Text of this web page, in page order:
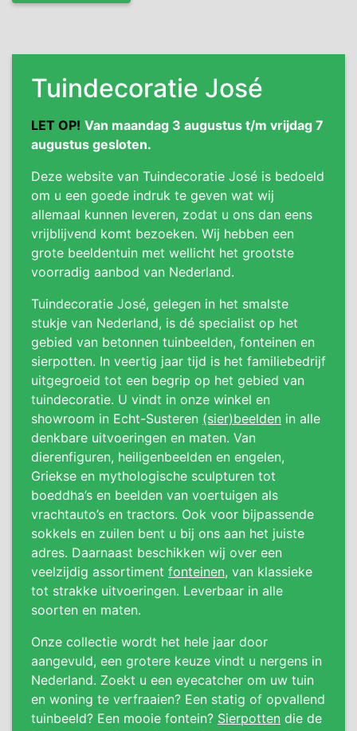
Tuindecoratie José
LET OP! Van maandag 3 augustus t/m vrijdag 7
augustus gesloten.
Deze website van Tuindecoratie José is bedoeld
om u een goede indruk te geven wat wij
allemaal kunnen leveren, zodat u ons dan eens
vrijblijvend komt bezoeken. Wij hebben een
grote beeldentuin met wellicht het grootste
voorradig aanbod van Nederland.
Tuindecoratie José, gelegen in het smalste
stukje van Nederland, is dé specialist op het
gebied van betonnen tuinbeelden, fonteinen en
sierpotten. In veertig jaar tijd is het familiebedrijf
uitgegroeid tot een begrip op het gebied van
tuindecoratie. U vindt in onze winkel en
showroom in Echt-Susteren (sier)beelden in alle
denkbare uitvoeringen en maten. Van
dierenfiguren, heiligenbeelden en engelen,
Griekse en mythologische sculpturen tot
boeddha’s en beelden van voertuigen als
vrachtauto’s en tractors. Ook voor bijpassende
sokkels en zuilen bent u bij ons aan het juiste
adres. Daarnaast beschikken wij over een
veelzijdig assortiment fonteinen, van klassieke
tot strakke uitvoeringen. Leverbaar in alle
soorten en maten.
Onze collectie wordt het hele jaar door
aangevuld, een grotere keuze vindt u nergens in
Nederland. Zoekt u een eyecatcher om uw tuin
en woning te verfraaien? Een statig of opvallend
tuinbeeld? Een mooie fontein? Sierpotten die de